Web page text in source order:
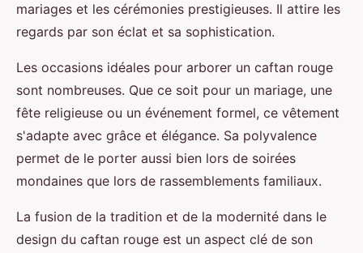
mariages et les cérémonies prestigieuses. Il attire les
regards par son éclat et sa sophistication.
Les occasions idéales pour arborer un caftan rouge
sont nombreuses. Que ce soit pour un mariage, une
fête religieuse ou un événement formel, ce vêtement
s'adapte avec grâce et élégance. Sa polyvalence
permet de le porter aussi bien lors de soirées
mondaines que lors de rassemblements familiaux.
La fusion de la tradition et de la modernité dans le
design du caftan rouge est un aspect clé de son